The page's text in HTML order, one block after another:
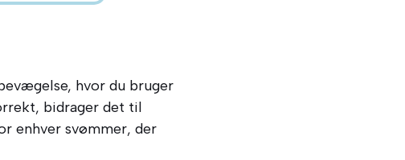
hvor du bruger
bidrager det til
enhver svømmer, der